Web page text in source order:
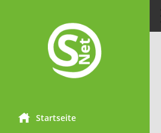
Startseite